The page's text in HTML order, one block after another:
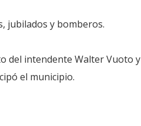
jubilados y bomberos.
del intendente Walter Vuoto y
el municipio.